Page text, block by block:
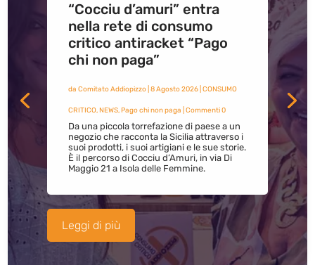
“Cocciu d’amuri” entra
nella rete di consumo
critico antiracket “Pago
chi non paga”
da Comitato Addiopizzo| 8 Agosto 2026| CONSUMO
CRITICO,NEWS,Pago chi non paga | Commenti 0
Da una piccola torrefazione di paese a un
negozio che racconta la Sicilia attraverso i
suoi prodotti, i suoi artigiani e le sue storie.
È il percorso di Cocciu d’Amuri, in via Di
Maggio 21 a Isola delle Femmine.
Leggi di più